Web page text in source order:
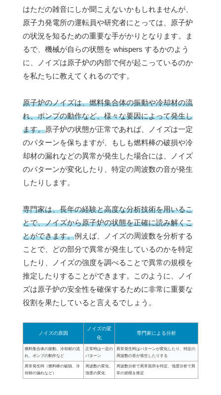
はただの雑音にしか聞こえないかもしれませんが、
原子力発電所の運転員や研究者にとっては、原子炉
の状況を知るための重要な手がかりとなります。ま
るで、機械が自らの状態を whispers するかのよう
に、ノイズは原子炉の内部で何が起こっているのか
を私たちに教えてくれるのです。
原子炉のノイズは、燃料集合体の振動や冷却材の流
れ、ポンプの動作など、様々な要因によって発生し
ます。原子炉の状態が正常であれば、ノイズは一定
のパターンを保ちますが、もしも燃料棒の破損や冷
却材の漏れなどの異常が発生した場合には、ノイズ
のパターンが変化したり、特定の周波数の音が発生
したりします。
専門家は、長年の経験と高度な分析技術を用いるこ
とで、ノイズから原子炉の状態を正確に読み解くこ
とができます。例えば、ノイズの周波数を分析する
ことで、どの部分で異常が発生しているのかを特定
したり、ノイズの強度を調べることで異常の規模を
推定したりすることができます。このように、ノイ
ズは原子炉の安全性を確保するために非常に重要な
役割を果たしていると言えるでしょう。
ノイズの原因
ノイズの変
化
専門家による分析
燃料集合体の振動、冷却材の流
れ、ポンプの動作など
正常時は一定の
パターン
異常発生時はパターンが変化したり、特定の
周波数の音が発生したりする
異常発生時（燃料棒の破損、冷
却材の漏れなど）
周波数の変化、
強度の変化
周波数分析で異常箇所を特定、強度分析で異
常の規模を推定